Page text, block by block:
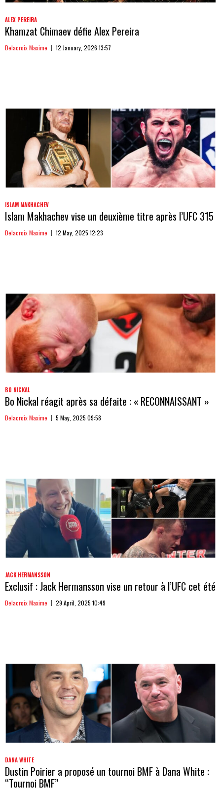
ALEX PEREIRA
Khamzat Chimaev défie Alex Pereira
Delacroix Maxime 12 January, 2026 13:57
ISLAM MAKHACHEV
Islam Makhachev vise un deuxième titre après l’UFC 315
Delacroix Maxime 12 May, 2025 12:23
BO NICKAL
Bo Nickal réagit après sa défaite : « RECONNAISSANT »
Delacroix Maxime 5 May, 2025 09:58
JACK HERMANSSON
Exclusif : Jack Hermansson vise un retour à l’UFC cet été
Delacroix Maxime 29 April, 2025 10:49
DANA WHITE
Dustin Poirier a proposé un tournoi BMF à Dana White :
“Tournoi BMF”